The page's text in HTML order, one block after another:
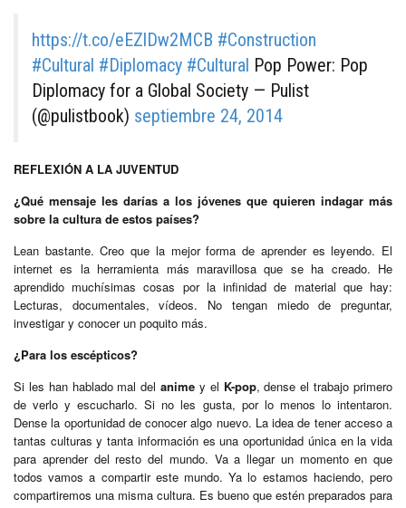
https://t.co/eEZlDw2MCB #Construction
#Cultural #Diplomacy #Cultural Pop Power: Pop
Diplomacy for a Global Society — Pulist
(@pulistbook) septiembre 24, 2014
REFLEXIÓN A LA JUVENTUD
¿Qué mensaje les darías a los jóvenes que quieren indagar más
sobre la cultura de estos países?
Lean bastante. Creo que la mejor forma de aprender es leyendo. El
internet es la herramienta más maravillosa que se ha creado. He
aprendido muchísimas cosas por la infinidad de material que hay:
Lecturas, documentales, vídeos. No tengan miedo de preguntar,
investigar y conocer un poquito más.
¿Para los escépticos?
Si les han hablado mal delanime y el K-pop, dense el trabajo primero
de verlo y escucharlo. Si no les gusta, por lo menos lo intentaron.
Dense la oportunidad de conocer algo nuevo. La idea de tener acceso a
tantas culturas y tanta información es una oportunidad única en la vida
para aprender del resto del mundo. Va a llegar un momento en que
todos vamos a compartir este mundo. Ya lo estamos haciendo, pero
compartiremos una misma cultura. Es bueno que estén preparados para